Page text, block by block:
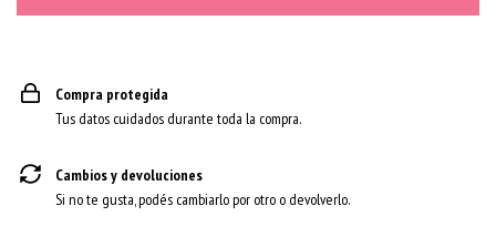
Compra protegida
Tus datos cuidados durante toda la compra.
Cambios y devoluciones
Si no te gusta, podés cambiarlo por otro o devolverlo.